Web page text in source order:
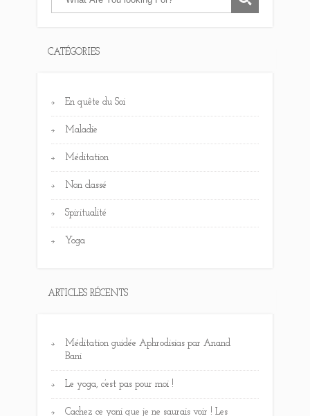
CATÉGORIES
En quête du Soi
Maladie
Méditation
Non classé
Spiritualité
Yoga
ARTICLES RÉCENTS
Méditation guidée Aphrodisias par Anand
Bani
Le yoga, c’est pas pour moi !
Cachez ce yoni que je ne saurais voir ! Les